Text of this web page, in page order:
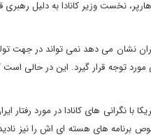
هارپر، نخست وزیر کانادا به دلیل
نشان می دهد نمی تواند در جهت
توجه قرار گیرد. این در حالی است
با نگرانی های کانادا در مورد رفتار
برنامه های هسته ای اش را نیز